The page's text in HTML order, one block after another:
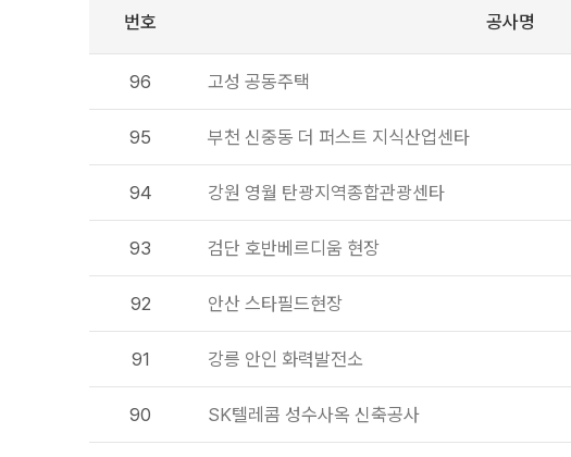
번호 공사명
96 고성 공동주택
95 부천 신중동 더 퍼스트 지식산업센타
94 강원 영월 탄광지역종합관광센타
93 검단 호반베르디움 현장
92 안산 스타필드현장
91 강릉 안인 화력발전소
90 SK텔레콤 성수사옥 신축공사